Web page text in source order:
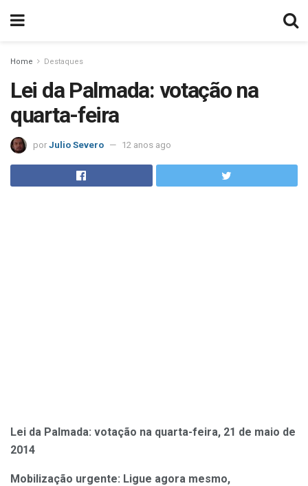
Home Destaques
Lei da Palmada: votação na
quarta-feira
por Julio Severo 12 anos ago
Lei da Palmada: votação na quarta-feira, 21 de maio de
2014
Mobilização urgente: Ligue agora mesmo,